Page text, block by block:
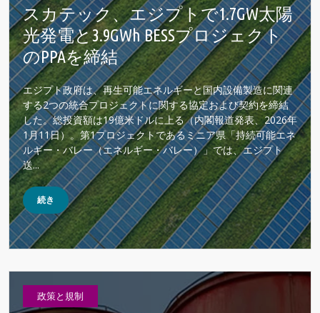
スカテック、エジプトで1.7GW太陽
光発電と3.9GWh BESSプロジェクト
のPPAを締結
エジプト政府は、再生可能エネルギーと国内設備製造に関連
する2つの統合プロジェクトに関する協定および契約を締結
した。総投資額は19億米ドルに上る（内閣報道発表、2026年
1月11日）。第1プロジェクトであるミニア県「持続可能エネ
ルギー・バレー（エネルギー・バレー）」では、エジプト
送...
続き
政策と規制